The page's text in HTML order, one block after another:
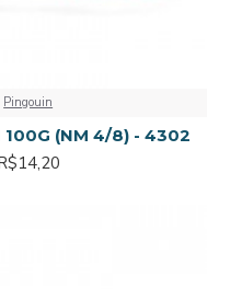
Pingouin
100G (NM 4/8) - 4302